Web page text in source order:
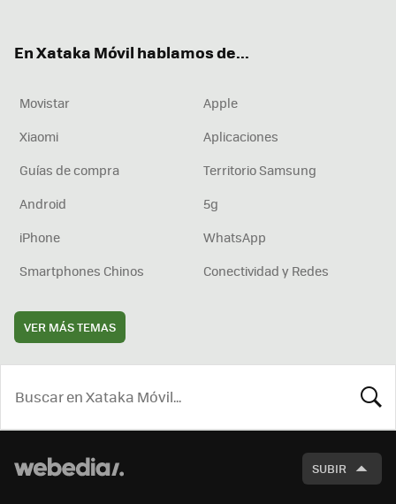
En Xataka Móvil hablamos de...
Movistar
Apple
Xiaomi
Aplicaciones
Guías de compra
Territorio Samsung
Android
5g
iPhone
WhatsApp
Smartphones Chinos
Conectividad y Redes
VER MÁS TEMAS
SUBIR